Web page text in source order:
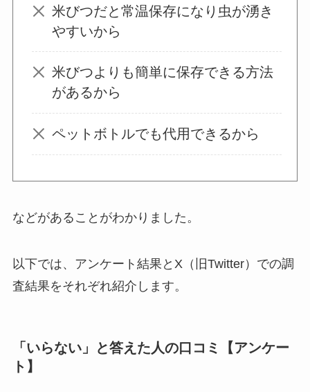
はいらない？飽きる
ってよかった？
オイルポットはいる
いらない？やめた人
敷きパッドシーツは
敷きパッドだけで寝
るのはどう？代わり
おむつ用ゴミ箱はい
らない？みんなどう
米びつだと常温保存になり虫が湧き
やすいから
米びつよりも簡単に保存できる方法
があるから
ペットボトルでも代用できるから
などがあることがわかりました。
以下では、アンケート結果とX（旧Twitter）での調
査結果をそれぞれ紹介します。
「いらない」と答えた人の口コミ【アンケー
ト】